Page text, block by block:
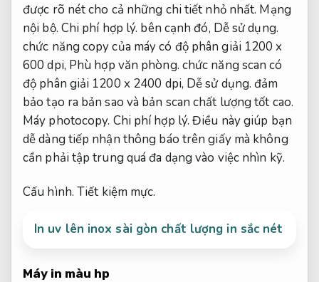
được rõ nét cho cả những chi tiết nhỏ nhất. Mạng
nội bộ. Chi phí hợp lý. bên cạnh đó, Dễ sử dụng.
chức năng copy của máy có độ phân giải 1200 x
600 dpi, Phù hợp văn phòng. chức năng scan có
độ phân giải 1200 x 2400 dpi, Dễ sử dụng. đảm
bảo tạo ra bản sao và bản scan chất lượng tốt cao.
Máy photocopy. Chi phí hợp lý. Điều này giúp bạn
dễ dàng tiếp nhận thông báo trên giấy mà không
cần phải tập trung quá đa dạng vào việc nhìn kỹ.
Cấu hình. Tiết kiệm mực.
In uv lên inox sài gòn chất lượng in sắc nét
Máy in màu hp